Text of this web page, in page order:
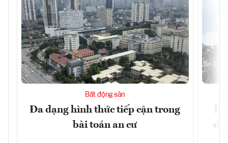
Bất động sản
Đa dạng hình thức tiếp cận trong
bài toán an cư